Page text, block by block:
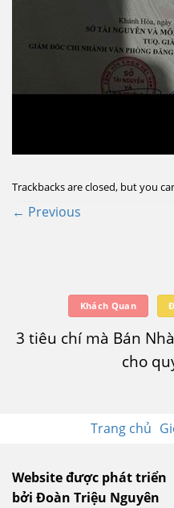
Trackbacks are closed, but you
← Previous
Khách Quan
3 tiêu chí mà Bán
cho
Trang chủ
Website được phát triển
bởi Đoàn Triệu Nguyên